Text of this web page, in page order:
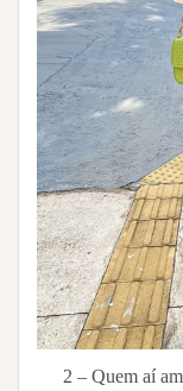
2 – Quem aí